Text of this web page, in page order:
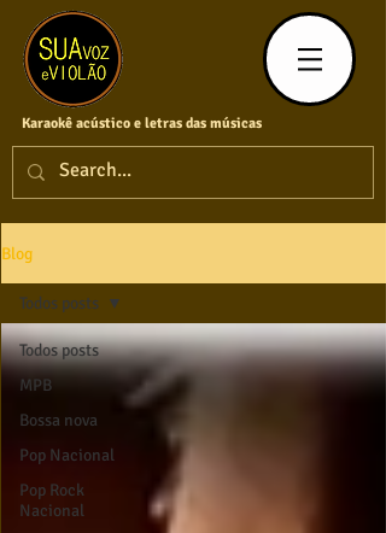
Karaokê acústico e letras das músicas
Blog
Todos posts
MPB
Bossa nova
Pop Nacional
Pop Rock
Nacional
Todos posts